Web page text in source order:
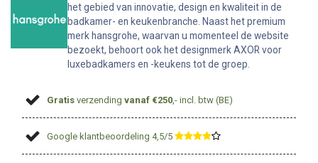
het gebied van innovatie, design en kwaliteit in de
badkamer- en keukenbranche. Naast het premium
merk hansgrohe, waarvan u momenteel de website
bezoekt, behoort ook het designmerk AXOR voor
luxebadkamers en -keukens tot de groep.
Gratis verzendingvanaf €250,- incl. btw (BE)
Google klantbeoordeling 4,5/5 ​